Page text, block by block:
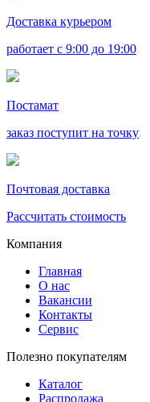
Доставка курьером
работает с 9:00 до 19:00
Постамат
заказ поступит на точку
Почтовая доставка
Рассчитать стоимость
Компания
Главная
О нас
Вакансии
Контакты
Сервис
Полезно покупателям
Каталог
Распродажа